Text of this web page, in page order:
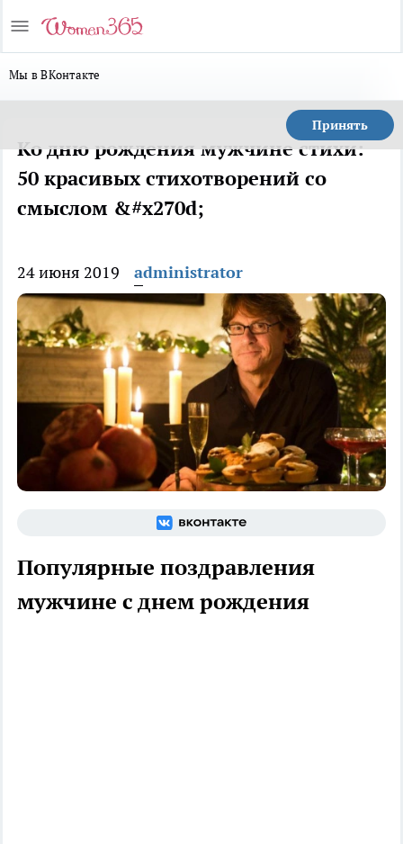
Мы в ВКонтакте
Принять
Ко дню рождения мужчине стихи:
50 красивых стихотворений со
смыслом &#x270d;
24 июня 2019 administrator
Популярные поздравления
мужчине с днем рождения